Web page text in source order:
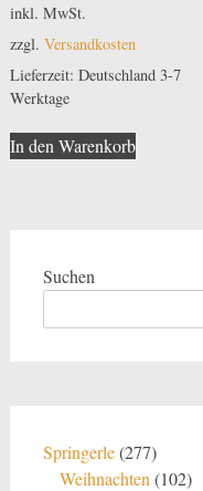
5.00
von 5
inkl. MwSt.
zzgl. Versandkosten
Lieferzeit: Deutschland 3-7
Werktage
In den Warenkorb
Suchen
Springerle 277277
Produkte
Weihnachten 102102